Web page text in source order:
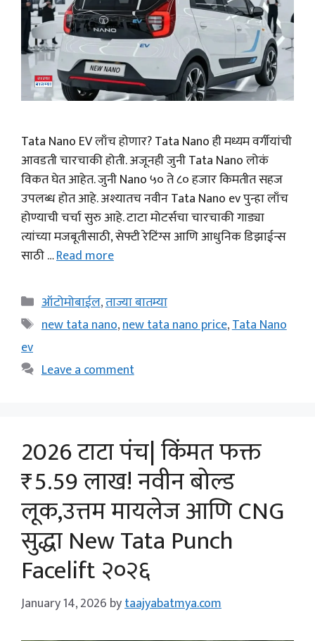
Tata Nano EV लाँच होणार? Tata Nano ही मध्यम वर्गीयांची
आवडती चारचाकी होती. अजूनही जुनी Tata Nano लोकं
विकत घेत आहेत. जुनी Nano ५० ते ८० हजार किमतीत सहज
उपलब्ध होत आहे. अश्यातच नवीन Tata Nano ev पुन्हा लाँच
होण्याची चर्चा सुरु आहे. टाटा मोटर्सचा चारचाकी गाड्या
त्यांच्या मजबूतीसाठी, सेफ्टी रेटिंग्स आणि आधुनिक डिझाईन्स
साठी …Read more
Categories
ऑटोमोबाईल,ताज्या बातम्या
Tags
new tata nano,new tata nano price,Tata Nano
ev
Leave a comment
2026 टाटा पंच| किंमत फक्त
₹5.59 लाख! नवीन बोल्ड
लूक,उत्तम मायलेज आणि CNG
सुद्धा New Tata Punch
Facelift २०२६
January 14, 2026 bytaajyabatmya.com